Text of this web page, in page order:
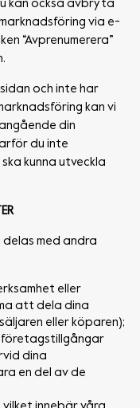
kan också avbryta
via e-
“Avprenumerera”
och inte har
kan vi
din
du inte
kunna utveckla
med andra
eller
att dela dina
eller köparen);
företagstillgångar
dina
en del av de